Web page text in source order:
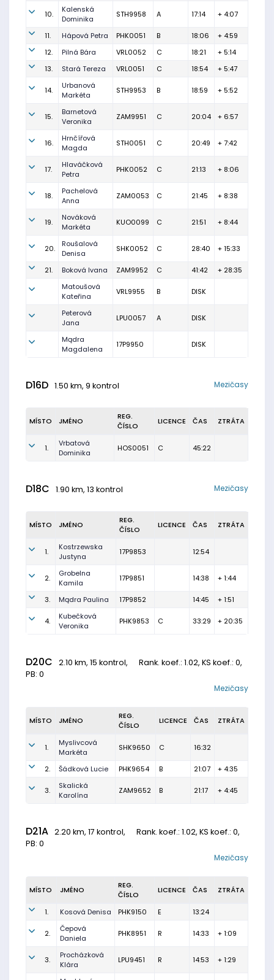
10.
Kalenská
Dominika
STH9958 A 17:14 + 4:07
11. Hápová Petra PHK0051 B 18:06
+ 4:59
12.
Pilná Bára VRL0052 C 18:21
+ 5:14
13.
Stará Tereza VRL0051 C 18:54 + 5:47
14.
Urbanová
Markéta
STH9953 B 18:59 + 5:52
15.
Barnetová
Veronika
ZAM9951 C 20:04 + 6:57
16.
Hrnčířová
Magda
STH0051 C 20:49 + 7:42
17.
Hlaváčková
Petra
PHK0052 C 21:13 + 8:06
18.
Pachelová
Anna
ZAM0053 C 21:45 + 8:38
19.
Nováková
Markéta
KUO0099 C 21:51 + 8:44
20.
Roušalová
Denisa
SHK0052 C 28:40 + 15:33
21. Boková Ivana ZAM9952 C 41:42
+ 28:35
Matoušová
Kateřina
VRL9955 B DISK
Peterová
Jana
LPU0057 A DISK
Mądra
Magdalena
17P9950 DISK
D16D 1.50 km, 9 kontrol Mezičasy
MÍSTO JMÉNO
REG.
ČÍSLO
LICENCE ČAS ZTRÁTA
1.
Vrbatová
Dominika
HOS0051 C 45:22
D18C 1.90 km, 13 kontrol Mezičasy
MÍSTO JMÉNO
REG.
ČÍSLO
LICENCE ČAS ZTRÁTA
1.
Kostrzewska
Justyna
17P9853 12:54
2.
Grobelna
Kamila
17P9851 14:38 + 1:44
3. Mądra Paulina 17P9852 14:45 + 1:51
4.
Kubečková
Veronika
PHK9853 C 33:29 + 20:35
D20C 2.10 km, 15 kontrol, Rank. koef.: 1.02, KS koef.: 0,
PB: 0
Mezičasy
MÍSTO JMÉNO
REG.
ČÍSLO
LICENCE ČAS ZTRÁTA
1.
Myslivcová
Markéta
SHK9650 C 16:32
2. Šádková Lucie PHK9654 B 21:07 + 4:35
3.
Skalická
Karolína
ZAM9652 B 21:17 + 4:45
D21A 2.20 km, 17 kontrol, Rank. koef.: 1.02, KS koef.: 0,
PB: 0
Mezičasy
MÍSTO JMÉNO
REG.
ČÍSLO
LICENCE ČAS ZTRÁTA
1. Kosová Denisa PHK9150 E 13:24
2.
Čepová
Daniela
PHK8951 R 14:33 + 1:09
3.
Procházková
Klára
LPU9451 R 14:53 + 1:29